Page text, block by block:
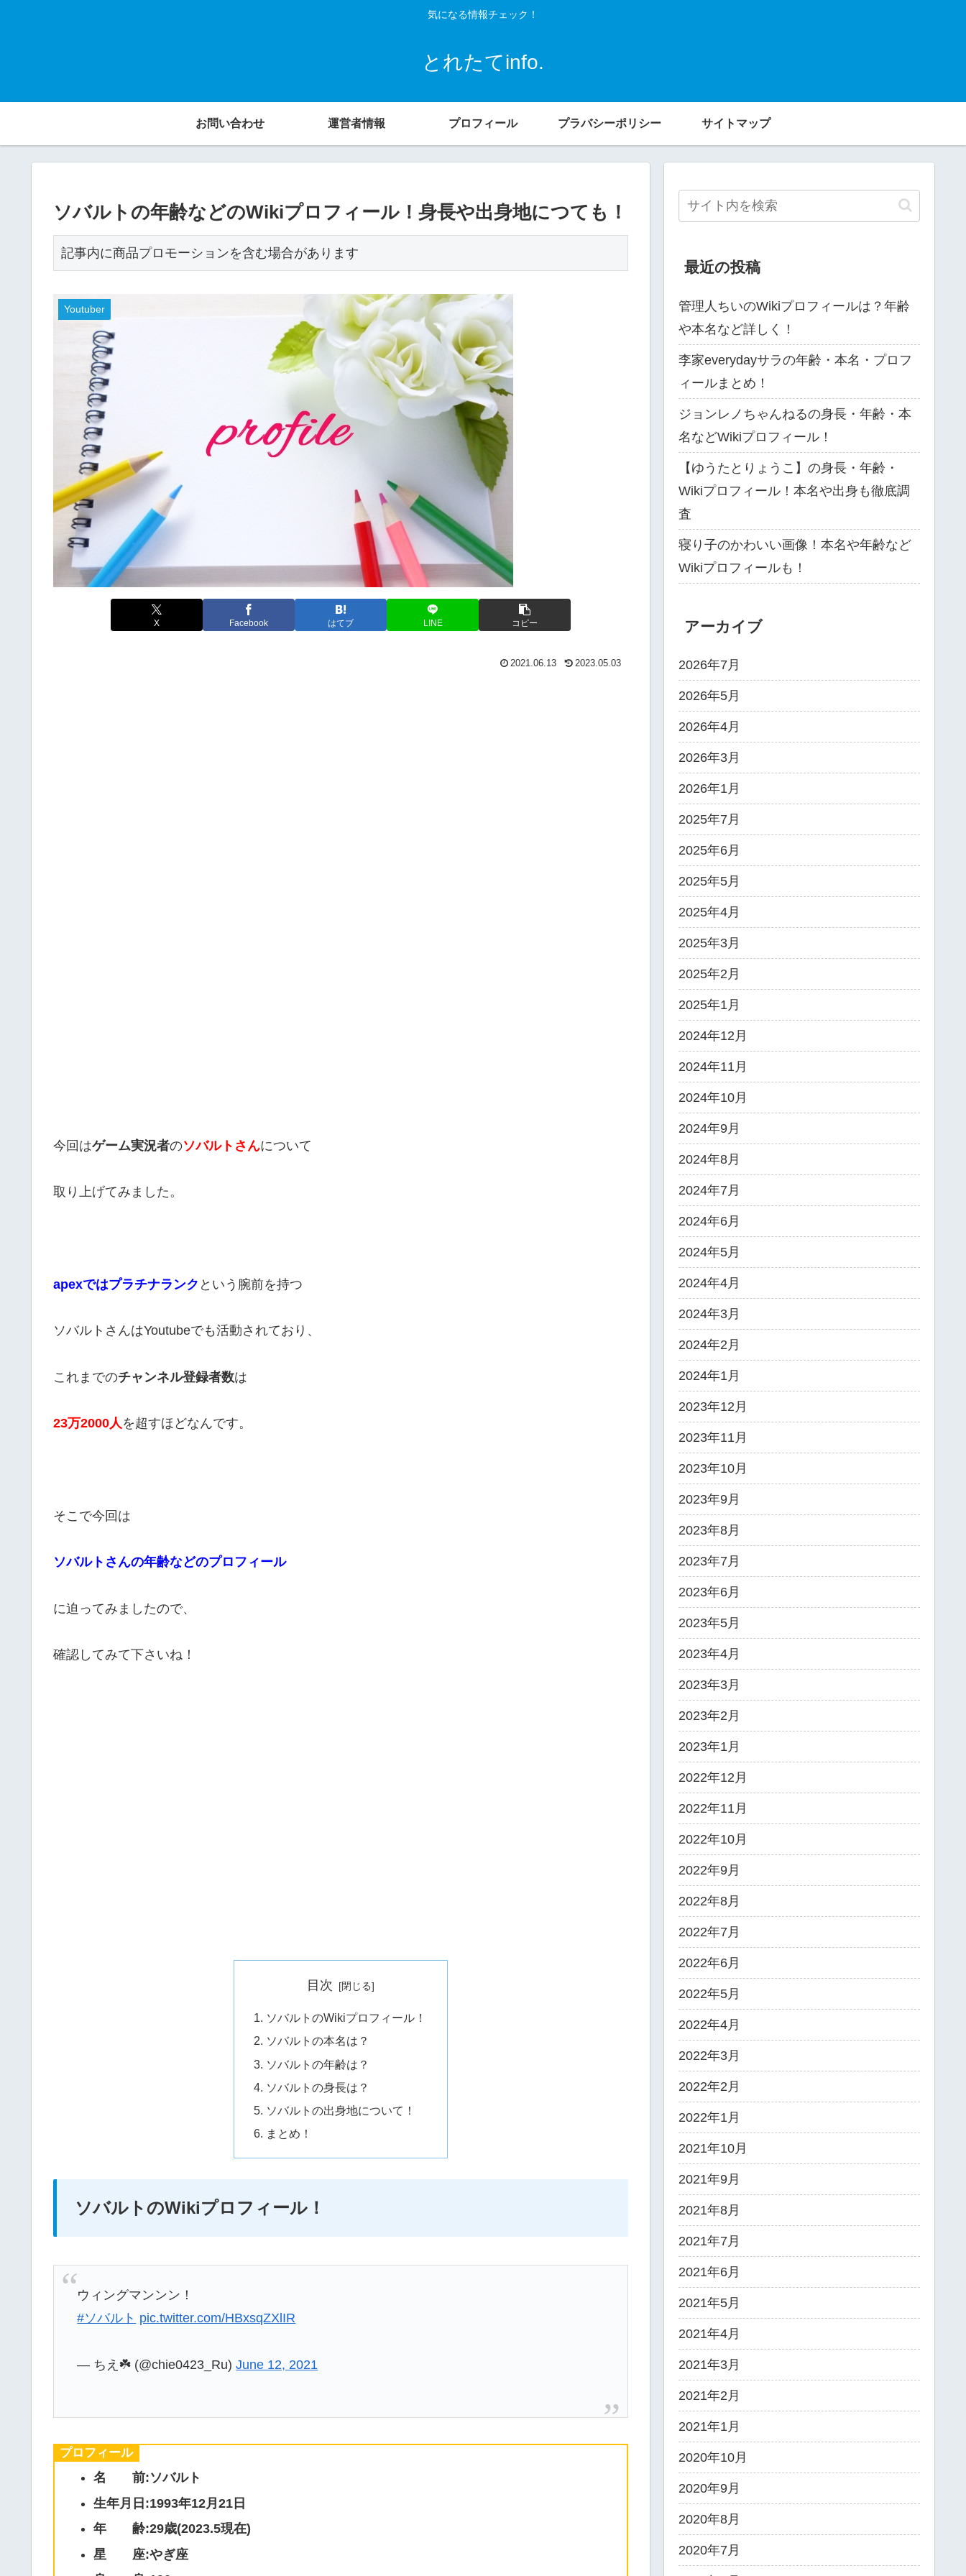
気になる情報チェック！
とれたてinfo.
お問い合わせ 運営者情報 プロフィール プラバシーポリシー サイトマップ
ソバルトの年齢などのWikiプロフィール！身長や出身地につても！
記事内に商品プロモーションを含む場合があります
Youtuber
X Facebook はてブ LINE コピー
2021.06.13 2023.05.03
今回はゲーム実況者のソバルトさんについて
取り上げてみました。
apexではプラチナランク という腕前を持つ
ソバルトさんはYoutubeでも活動されており、
これまでのチャンネル登録者数は
23万2000人を超すほどなんです。
そこで今回は
ソバルトさんの年齢などのプロフィール
に迫ってみましたので、
確認してみて下さいね！
目次
ソバルトのWikiプロフィール！
ソバルトの本名は？
ソバルトの年齢は？
ソバルトの身長は？
ソバルトの出身地について！
まとめ！
ソバルトのWikiプロフィール！
ウィングマンンン！
#ソバルト pic.twitter.com/HBxsqZXlIR
— ちえ☘️ (@chie0423_Ru)June 12, 2021
ソバルトの
Wiki
プロフィール
名 前:ソバルト
生年月日:1993年12月21日
年 齢:29歳(2023.5現在)
星 座:やぎ座
最近の投稿
管理人ちいのWikiプロフィールは？年齢
や本名など詳しく！
李家everydayサラの年齢・本名・プロフ
ィールまとめ！
ジョンレノちゃんねるの身長・年齢・本
名などWikiプロフィール！
【ゆうたとりょうこ】の身長・年齢・
Wikiプロフィール！本名や出身も徹底調
査
寝り子のかわいい画像！本名や年齢など
Wikiプロフィールも！
アーカイブ
2026年7月
2026年5月
2026年4月
2026年3月
2026年1月
2025年7月
2025年6月
2025年5月
2025年4月
2025年3月
2025年2月
2025年1月
2024年12月
2024年11月
2024年10月
2024年9月
2024年8月
2024年7月
2024年6月
2024年5月
2024年4月
2024年3月
2024年2月
2024年1月
2023年12月
2023年11月
2023年10月
2023年9月
2023年8月
2023年7月
2023年6月
2023年5月
2023年4月
2023年3月
2023年2月
2023年1月
2022年12月
2022年11月
2022年10月
2022年9月
2022年8月
2022年7月
2022年6月
2022年5月
2022年4月
2022年3月
2022年2月
2022年1月
2021年10月
2021年9月
2021年8月
2021年7月
2021年6月
2021年5月
2021年4月
2021年3月
2021年2月
2021年1月
2020年10月
2020年9月
2020年8月
2020年7月